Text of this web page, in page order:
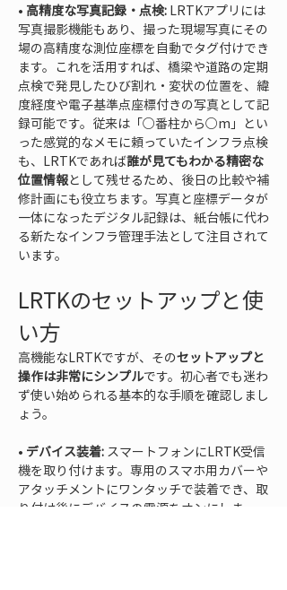
• 高精度な写真記録・点検: LRTKアプリには
写真撮影機能もあり、撮った現場写真にその
場の高精度な測位座標を自動でタグ付けでき
ます。これを活用すれば、橋梁や道路の定期
点検で発見したひび割れ・変状の位置を、緯
度経度や電子基準点座標付きの写真として記
録可能です。従来は「○番柱から○m」とい
った感覚的なメモに頼っていたインフラ点検
も、LRTKであれば誰が見てもわかる精密な
位置情報として残せるため、後日の比較や補
修計画にも役立ちます。写真と座標データが
一体になったデジタル記録は、紙台帳に代わ
る新たなインフラ管理手法として注目されて
います。
LRTKのセットアップと使
い方
高機能なLRTKですが、そのセットアップと
操作は非常にシンプルです。初心者でも迷わ
ず使い始められる基本的な手順を確認しまし
ょう。
• デバイス装着: スマートフォンにLRTK受信
機を取り付けます。専用のスマホ用カバーや
アタッチメントにワンタッチで装着でき、取
り付け後にデバイスの電源をオンにしま